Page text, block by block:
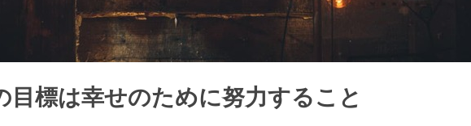
目標は幸せのために努力すること